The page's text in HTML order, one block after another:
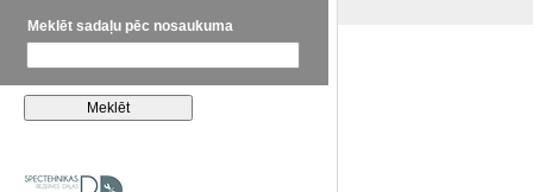
Meklēt sadaļu pēc nosaukuma